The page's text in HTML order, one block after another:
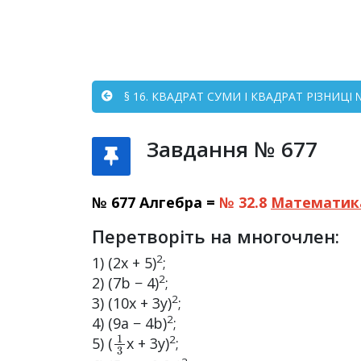
§ 16. КВАДРАТ СУМИ І КВАДРАТ РІЗНИЦІ
Завдання № 677
№ 677 Алгебра = № 32.8
Перетворіть на многочлен:
1) (2x + 5)2;
2) (7b − 4)2;
3) (10x + 3y)2;
4) (9a − 4b)2;
5) (13x + 3y)2;